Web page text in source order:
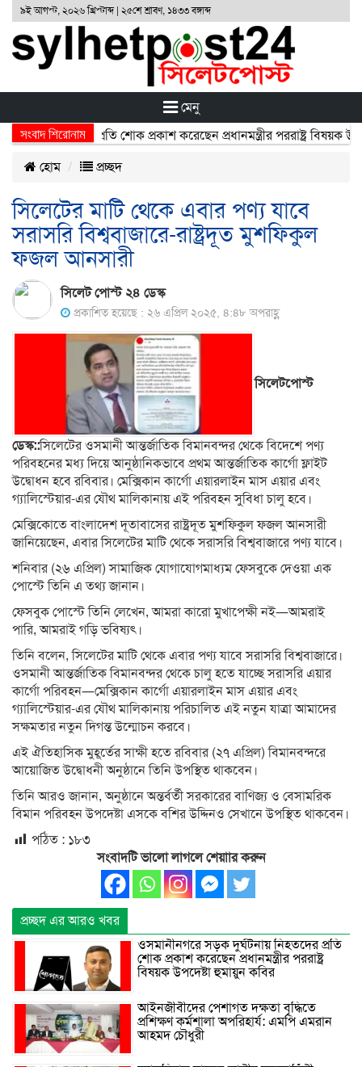
৯ই আগস্ট, ২০২৬ খ্রিস্টাব্দ | ২৫শে শ্রাবণ, ১৪৩৩ বঙ্গাব্দ
মেনু
সংবাদ শিরোনাম
নিহতদের প্রতি শোক প্রকাশ করেছেন প্রধানমন্ত্রীর পররাষ্ট্র বিষয়ক
হোম
প্রচ্ছদ
সিলেটের মাটি থেকে এবার পণ্য যাবে
সরাসরি বিশ্ববাজারে-রাষ্ট্রদূত মুশফিকুল
ফজল আনসারী
সিলেট পোস্ট ২৪ ডেস্ক
প্রকাশিত হয়েছে : ২৬ এপ্রিল ২০২৫, ৪:৪৮ অপরাহ্ণ
সিলেটপোস্ট
ডেস্ক::সিলেটের ওসমানী আন্তর্জাতিক বিমানবন্দর থেকে বিদেশে পণ্য
পরিবহনের মধ্য দিয়ে আনুষ্ঠানিকভাবে প্রথম আন্তর্জাতিক কার্গো ফ্লাইট
উদ্বোধন হবে রবিবার। মেক্সিকান কার্গো এয়ারলাইন মাস এয়ার এবং
গ্যালিস্টেয়ার-এর যৌথ মালিকানায় এই পরিবহন সুবিধা চালু হবে।
মেক্সিকোতে বাংলাদেশ দূতাবাসের রাষ্ট্রদূত মুশফিকুল ফজল আনসারী
জানিয়েছেন, এবার সিলেটের মাটি থেকে সরাসরি বিশ্ববাজারে পণ্য যাবে।
শনিবার (২৬ এপ্রিল) সামাজিক যোগাযোগমাধ্যম ফেসবুকে দেওয়া এক
পোস্টে তিনি এ তথ্য জানান।
ফেসবুক পোস্টে তিনি লেখেন, আমরা কারো মুখাপেক্ষী নই—আমরাই
পারি, আমরাই গড়ি ভবিষ্যৎ।
তিনি বলেন, সিলেটের মাটি থেকে এবার পণ্য যাবে সরাসরি বিশ্ববাজারে।
ওসমানী আন্তর্জাতিক বিমানবন্দর থেকে চালু হতে যাচ্ছে সরাসরি এয়ার
কার্গো পরিবহন—মেক্সিকান কার্গো এয়ারলাইন মাস এয়ার এবং
গ্যালিস্টেয়ার-এর যৌথ মালিকানায় পরিচালিত এই নতুন যাত্রা আমাদের
সক্ষমতার নতুন দিগন্ত উন্মোচন করবে।
এই ঐতিহাসিক মুহূর্তের সাক্ষী হতে রবিবার (২৭ এপ্রিল) বিমানবন্দরে
আয়োজিত উদ্বোধনী অনুষ্ঠানে তিনি উপস্থিত থাকবেন।
তিনি আরও জানান, অনুষ্ঠানে অন্তর্বর্তী সরকারের বাণিজ্য ও বেসামরিক
বিমান পরিবহন উপদেষ্টা এসকে বশির উদ্দিনও সেখানে উপস্থিত থাকবেন।
পঠিত : ১৮৩
সংবাদটি ভালো লাগলে শেয়াার করুন
প্রচ্ছদ এর আরও খবর
ওসমানীনগরে সড়ক দুর্ঘটনায় নিহতদের প্রতি
শোক প্রকাশ করেছেন প্রধানমন্ত্রীর পররাষ্ট্র
বিষয়ক উপদেষ্টা হুমায়ুন কবির
আইনজীবীদের পেশাগত দক্ষতা বৃদ্ধিতে
প্রশিক্ষণ কর্মশালা অপরিহার্য: এমপি এমরান
আহমদ চৌধুরী